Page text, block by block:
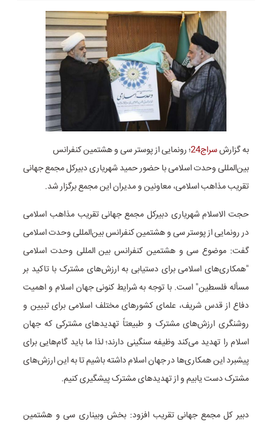
به گزارشسراج24
؛ رونمایی از پوستر سی و هشتمین کنفرانس
بین‌المللی وحدت اسلامی با حضور حمید شهریاری دبیرکل مجمع جهانی
تقریب مذاهب اسلامی، معاونین و مدیران این مجمع برگزار شد.
حجت الاسلام شهریاری دبیرکل مجمع جهانی تقریب مذاهب اسلامی
در رونمایی از پوستر سی و هشتمین کنفرانس بین‌المللی وحدت اسلامی
گفت: موضوع سی و هشتمین کنفرانس بین المللی وحدت اسلامی
"همکاری‌های اسلامی برای دستیابی به ارزش‌های مشترک با تاکید بر
مسأله فلسطین" است. با توجه به شرایط کنونی جهان اسلام و اهمیت
دفاع از قدس شریف، علمای کشورهای مختلف اسلامی برای تبیین و
روشنگری ارزش‌های مشترک و طبیعتاً تهدیدهای مشترکی که جهان
اسلام را تهدید می‌کند وظیفه سنگینی دارند؛ لذا ما باید گام‌هایی برای
پیشبرد این همکاری‌ها در جهان اسلام داشته باشیم تا به این ارزش‌های
مشترک دست یابیم و از تهدیدهای مشترک پیشگیری کنیم.
دبیر کل مجمع جهانی تقریب افزود: بخش وبیناری سی و هشتمین